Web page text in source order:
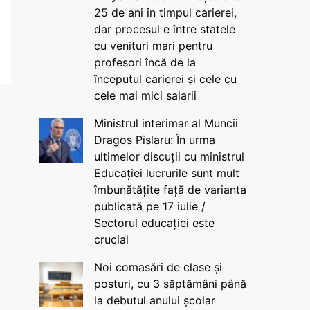
25 de ani în timpul carierei,
dar procesul e între statele
cu venituri mari pentru
profesori încă de la
începutul carierei și cele cu
cele mai mici salarii
Ministrul interimar al Muncii
Dragos Pîslaru: În urma
ultimelor discuții cu ministrul
Educației lucrurile sunt mult
îmbunătățite față de varianta
publicată pe 17 iulie /
Sectorul educației este
crucial
Noi comasări de clase și
posturi, cu 3 săptămâni până
la debutul anului școlar